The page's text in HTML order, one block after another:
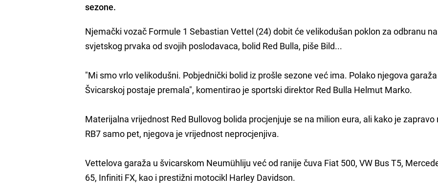
sezone.
Njemački vozač Formule 1 Sebastian Vettel (24) dobit će velikodušan poklon za odbranu
svjetskog prvaka od svojih poslodavaca, bolid Red Bulla, piše Bild...
"Mi smo vrlo velikodušni. Pobjednički bolid iz prošle sezone već ima. Polako njegova
Švicarskoj postaje premala", komentirao je sportski direktor Red Bulla Helmut Marko.
Materijalna vrijednost Red Bullovog bolida procjenjuje se na milion eura, ali kako je zapravo
RB7 samo pet, njegova je vrijednost neprocjenjiva.
Vettelova garaža u švicarskom Neumühliju već od ranije čuva Fiat 500, VW Bus T5,
65, Infiniti FX, kao i prestižni motocikl Harley Davidson.